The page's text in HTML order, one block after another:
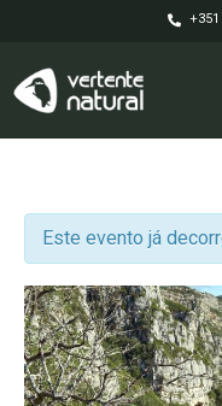
Este evento já